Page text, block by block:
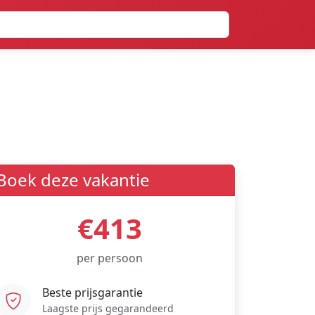
deze vakantie
€413
per persoon
Beste prijsgarantie
Laagste prijs gegarandeerd